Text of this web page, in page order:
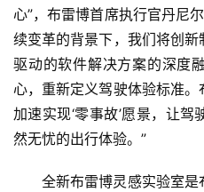
心”，布雷博首席执行官丹尼
续变革的背景下，我们将创
驱动的软件解决方案的深度
心，重新定义驾驶体验标准
加速实现‘零事故’愿景，让
然无忧的出行体验。”
全新布雷博灵感实验室是